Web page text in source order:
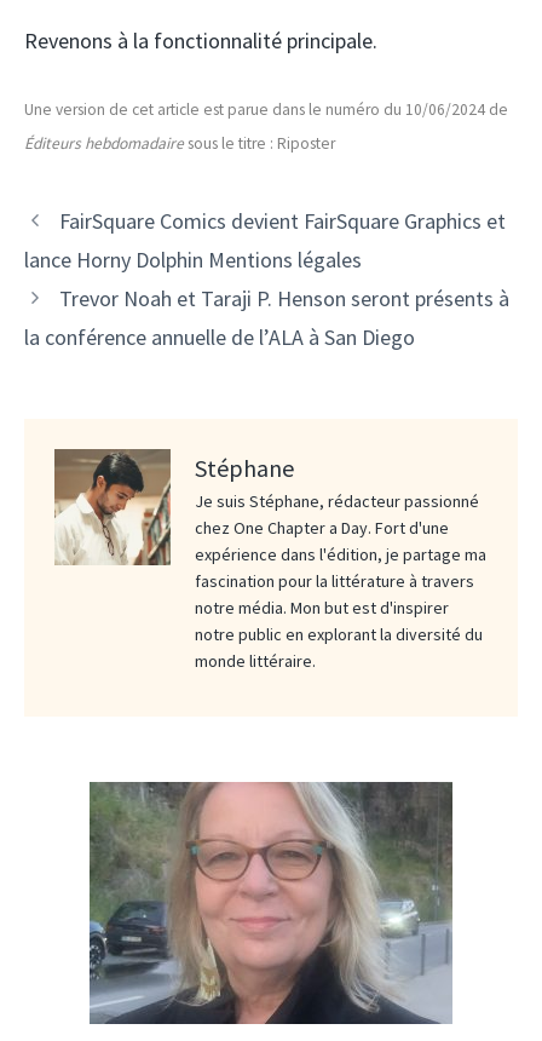
Revenons à la fonctionnalité principale.
Une version de cet article est parue dans le numéro du 10/06/2024 de
Éditeurs hebdomadairesous le titre : Riposter
FairSquare Comics devient FairSquare Graphics et
lance Horny Dolphin Mentions légales
Trevor Noah et Taraji P. Henson seront présents à
la conférence annuelle de l’ALA à San Diego
Stéphane
Je suis Stéphane, rédacteur passionné
chez One Chapter a Day. Fort d'une
expérience dans l'édition, je partage ma
fascination pour la littérature à travers
notre média. Mon but est d'inspirer
notre public en explorant la diversité du
monde littéraire.